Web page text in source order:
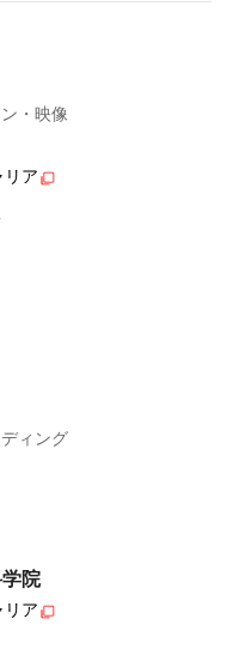
・映像
リア
ィング
院
リア